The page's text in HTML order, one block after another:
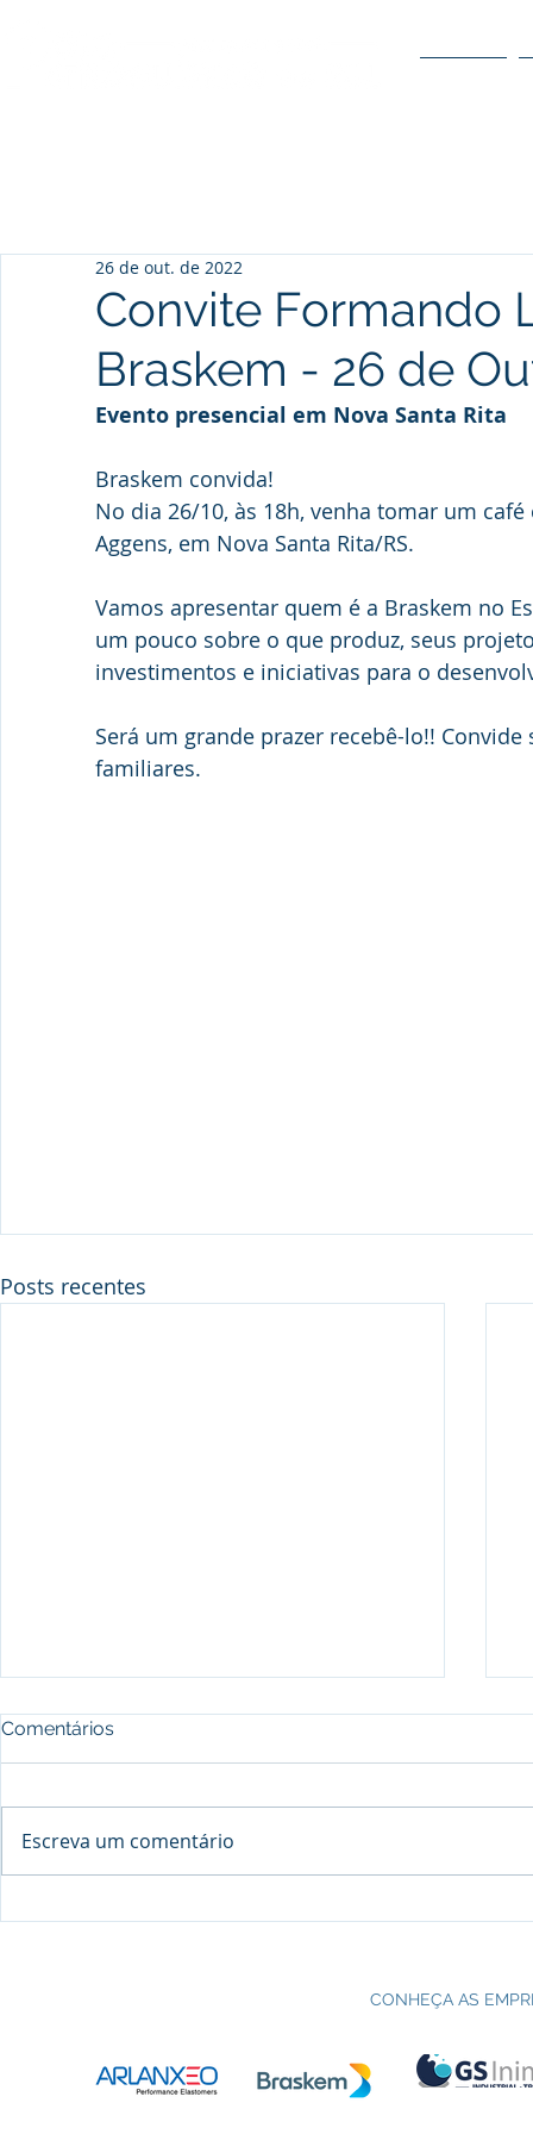
Convite Formando
Braskem - 26 de
26 de out. de 2022
Braskem convida!
No dia 26/10, às 18h, venha tomar um
Aggens, em Nova Santa Rita/RS.
Vamos apresentar quem é a Braskem no
um pouco sobre o que produz, seus
investimentos e iniciativas para o
Será um grande prazer recebê-lo!!
familiares.
Posts recentes
Comentários
Escreva um comentário
CONHEÇA AS